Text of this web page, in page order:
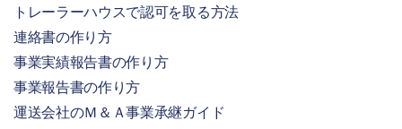
トレーラーハウスで認可を取る方法
連絡書の作り方
事業実績報告書の作り方
事業報告書の作り方
運送会社のＭ＆Ａ事業承継ガイド